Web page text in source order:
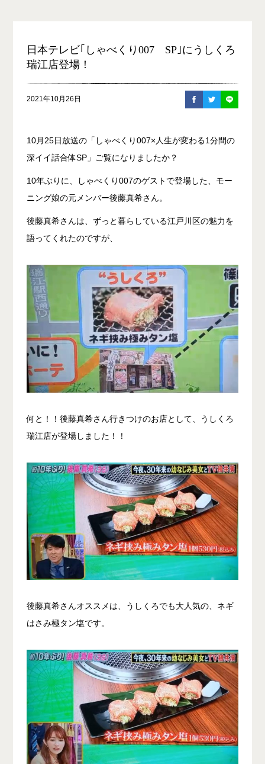
日本テレビ｢しゃべくり007 SP｣にうしくろ
瑞江店登場！
2021年10月26日
10月25日放送の「しゃべくり007×人生が変わる1分間の
深イイ話合体SP」ご覧になりましたか？
10年ぶりに、しゃべくり007のゲストで登場した、モー
ニング娘の元メンバー後藤真希さん。
後藤真希さんは、ずっと暮らしている江戸川区の魅力を
語ってくれたのですが、
何と！！後藤真希さん行きつけのお店として、うしくろ
瑞江店が登場しました！！
後藤真希さんオススメは、うしくろでも大人気の、ネギ
はさみ極タン塩です。